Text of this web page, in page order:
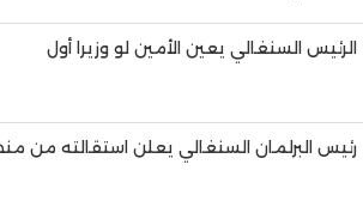
الرئيس السنغالي يعين الأمين لو وزيرا أول
رئيس البرلمان السنغالي يعلن استقالته من